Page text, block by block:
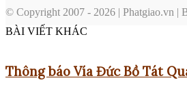
© Copyright 2007 - 2026 | Phatgiao.vn |
BÀI VIẾT KHÁC
Thông báo Vía Đức Bồ Tát